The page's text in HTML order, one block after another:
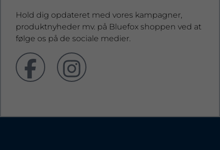
Hold dig opdateret med vores kampagner,
produktnyheder mv. på Bluefox shoppen ved at
følge os på de sociale medier.